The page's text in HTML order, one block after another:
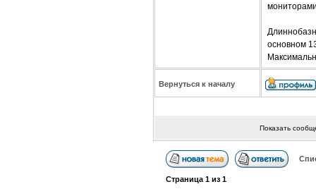
основном
Вернуться к началу
Показать
Страница 1из 1